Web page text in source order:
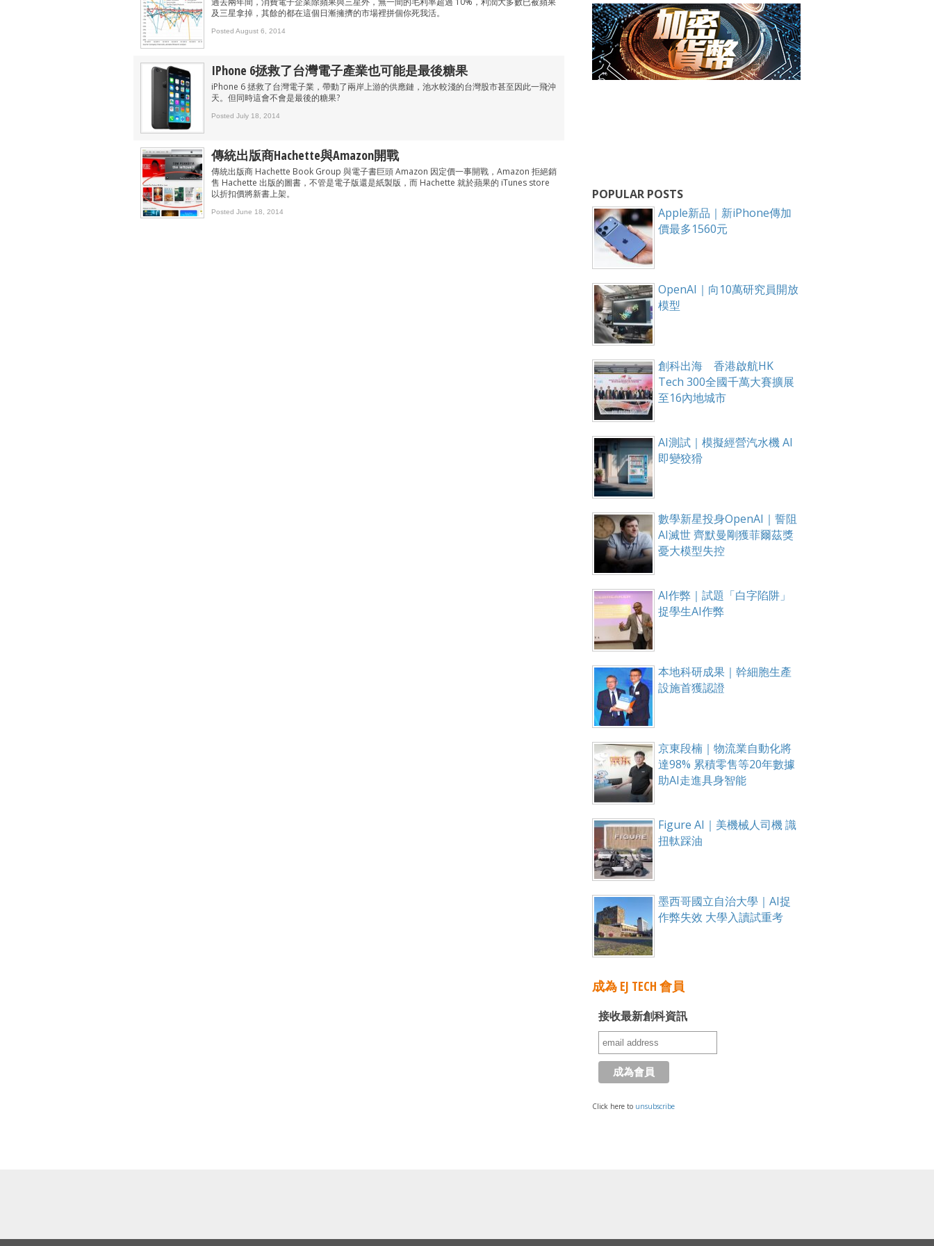
及三星拿掉，其餘的都在這個日漸擁擠的市場裡拼個你死我活。
Posted August 6, 2014
IPhone 6拯救了台灣電子產業也可能是最後糖果
iPhone 6 拯救了台灣電子業，帶動了兩岸上游的供應鏈，池水較淺的台灣股市甚至因此一飛沖
天。但同時這會不會是最後的糖果?
Posted July 18, 2014
傳統出版商Hachette與Amazon開戰
傳統出版商 Hachette Book Group 與電子書巨頭 Amazon 因定價一事開戰，Amazon 拒絕銷
售 Hachette 出版的圖書，不管是電子版還是紙製版，而 Hachette 就於蘋果的 iTunes store
以折扣價將新書上架。
Posted June 18, 2014
POPULAR POSTS
Apple新品｜新iPhone傳加
價最多1560元
OpenAI｜向10萬研究員開放
模型
創科出海 香港啟航HK
Tech 300全國千萬大賽擴展
至16內地城市
AI測試｜模擬經營汽水機 AI
即變狡猾
數學新星投身OpenAI｜誓阻
AI滅世 齊默曼剛獲菲爾茲獎
憂大模型失控
AI作弊｜試題「白字陷阱」
捉學生AI作弊
本地科研成果｜幹細胞生產
設施首獲認證
京東段楠｜物流業自動化將
達98% 累積零售等20年數據
助AI走進具身智能
Figure AI｜美機械人司機 識
扭軚踩油
墨西哥國立自治大學｜AI捉
作弊失效 大學入讀試重考
成為 EJ TECH 會員
接收最新創科資訊
Click here to unsubscribe